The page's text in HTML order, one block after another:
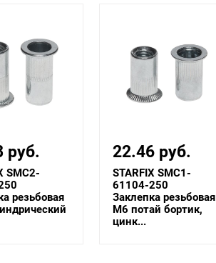
руб.
SMC2-
резьбовая
22.46 руб.
STARFIX SMC1-
61104-250
Заклепка резьбовая
М6 потай бортик,
цинк...